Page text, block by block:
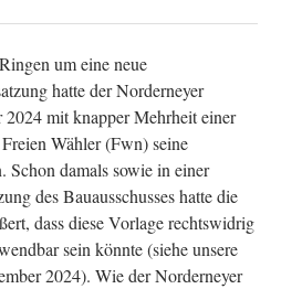
um eine neue
hatte der Norderneyer
2024 mit knapper Mehrheit einer
Wähler (Fwn) seine
Schon damals sowie in einer
des Bauausschusses hatte die
dass diese Vorlage rechtswidrig
sein könnte (siehe unsere
2024). Wie der Norderneyer